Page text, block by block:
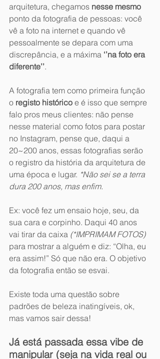
arquitetura, chegamos nesse mesmo
ponto da fotografia de pessoas: você
vê a foto na internet e quando vê
pessoalmente se depara com uma
discrepância, e a máxima ‘’na foto era
diferente’’.
A fotografia tem como primeira função
o registo histórico e é isso que sempre
falo pros meus clientes: não pense
nesse material como fotos para postar
no Instagram, pense que, daqui a
20~200 anos, essas fotografias serão
o registro da história da arquitetura de
uma época e lugar. *Não sei se a terra
dura 200 anos, mas enfim.
Ex: você fez um ensaio hoje, seu, da
sua cara e corpinho. Daqui 40 anos
vai tirar da caixa (*IMPRIMAM FOTOS)
para mostrar a alguém e diz: “Olha, eu
era assim!” Só que não era. O objetivo
da fotografia então se esvai.
Existe toda uma questão sobre
padrões de beleza inatingíveis, ok,
mas vamos sair dessa!
Já está passada essa vibe de
manipular (seja na vida real ou